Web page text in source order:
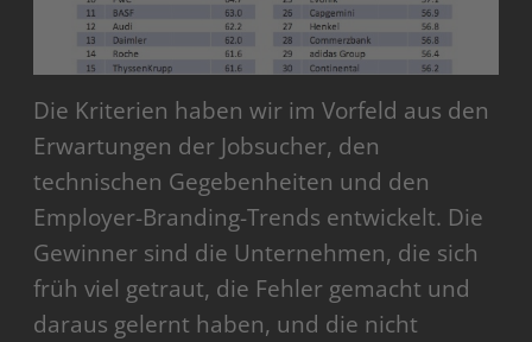
Die Kriterien haben wir im Vorfeld aus den
Erwartungen der Jobsucher, den
technischen Gegebenheiten und den
Employer-Branding-Trends entwickelt. Die
Gewinner sind die Unternehmen, die sich
früh viel getraut, die Fehler gemacht und
daraus gelernt haben, und die nicht